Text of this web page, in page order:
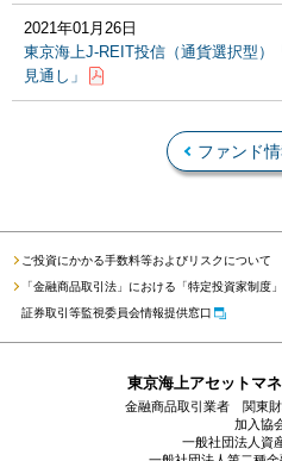
2021年01月26日
東京海上J-REIT投信（通貨選択型）
見通し」
ファンド
ご投資にかかる手数料等およびリスクについて
「金融商品取引法」における「特定投資家制度
証券取引等監視委員会情報提供窓口
東京海上アセットマ
金融商品取引業者 関東
加入協
一般社団法人資